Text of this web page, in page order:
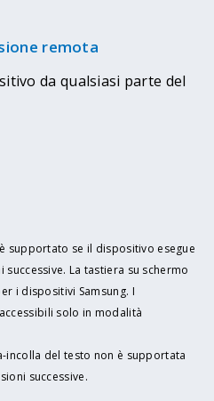
remota
da qualsiasi parte del
supportato se il dispositivo esegue
La tastiera su schermo
i dispositivi Samsung. I
solo in modalità
incolla del testo non è supportata
successive.